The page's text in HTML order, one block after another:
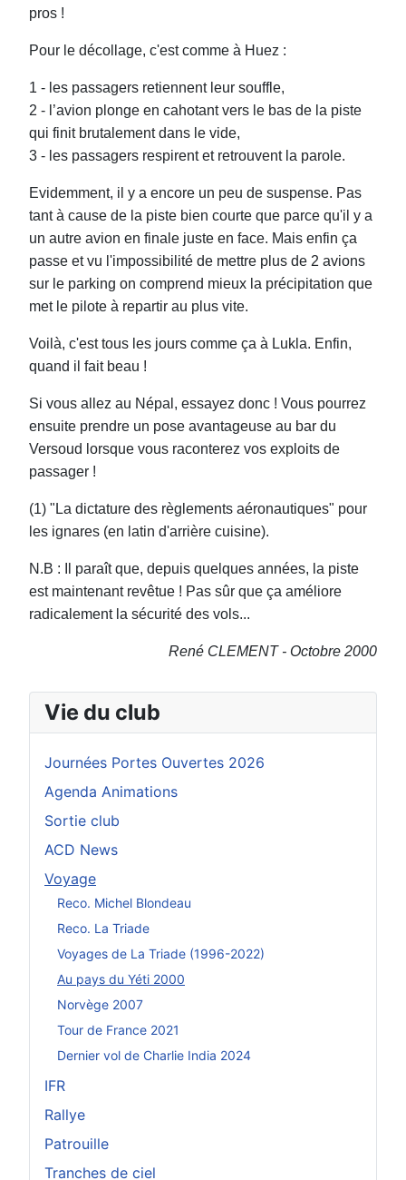
Vie du club
Journées Portes Ouvertes 2026
Agenda Animations
Sortie club
ACD News
Voyage
Reco. Michel Blondeau
Reco. La Triade
Voyages de La Triade (1996-2022)
Au pays du Yéti 2000
Norvège 2007
Tour de France 2021
Dernier vol de Charlie India 2024
IFR
Rallye
Patrouille
Tranches de ciel
pros !
Pour le décollage, c'est comme à Huez :
1 - les passagers retiennent leur souffle,
2 - l’avion plonge en cahotant vers le bas de la piste
qui finit brutalement dans le vide,
3 - les passagers respirent et retrouvent la parole.
Evidemment, il y a encore un peu de suspense. Pas
tant à cause de la piste bien courte que parce qu'il y a
un autre avion en finale juste en face. Mais enfin ça
passe et vu l'impossibilité de mettre plus de 2 avions
sur le parking on comprend mieux la précipitation que
met le pilote à repartir au plus vite.
Voilà, c'est tous les jours comme ça à Lukla. Enfin,
quand il fait beau !
Si vous allez au Népal, essayez donc ! Vous pourrez
ensuite prendre un pose avantageuse au bar du
Versoud lorsque vous raconterez vos exploits de
passager !
(1) "La dictature des règlements aéronautiques" pour
les ignares (en latin d'arrière cuisine).
N.B : Il paraît que, depuis quelques années, la piste
est maintenant revêtue ! Pas sûr que ça améliore
radicalement la sécurité des vols...
René CLEMENT - Octobre 2000